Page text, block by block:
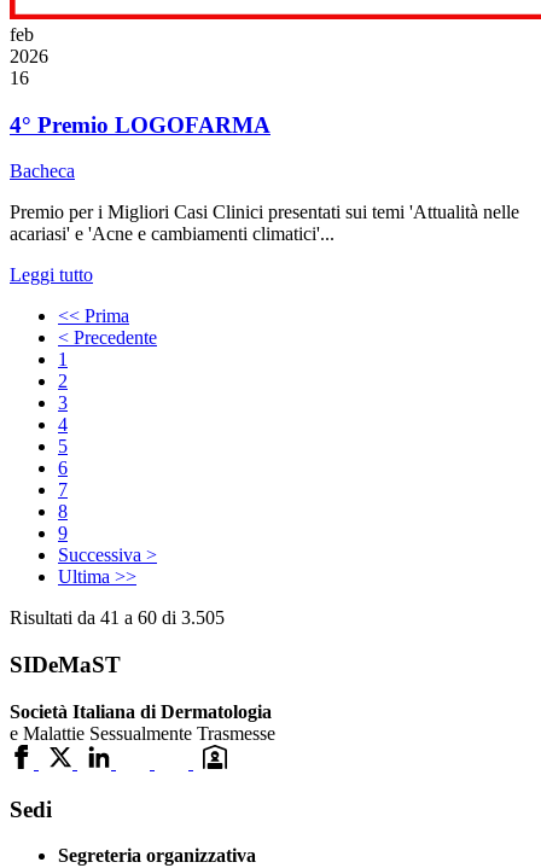
feb
2026
16
4° Premio LOGOFARMA
Bacheca
Premio per i Migliori Casi Clinici presentati sui temi 'Attualità nelle
acariasi' e 'Acne e cambiamenti climatici'...
Leggi tutto
<< Prima
< Precedente
1
2
3
4
5
6
7
8
9
Successiva >
Ultima >>
Risultati da 41 a 60 di 3.505
SIDeMaST
Società Italiana di Dermatologia
e Malattie Sessualmente Trasmesse
Sedi
Segreteria organizzativa